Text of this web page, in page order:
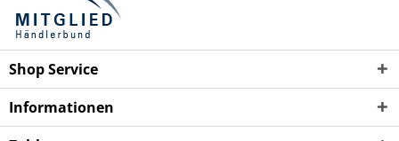
Shop Service
Informationen